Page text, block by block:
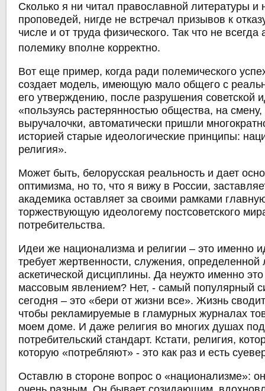
Сколько я ни читал православной литературы
проповедей, нигде не встречал призывов к
числе и от труда физического. Так что не всегда
полемику вполне корректно.
Вот еще пример, когда ради полемического
создает модель, имеющую мало общего с
его утверждению, после разрушения советской
«пользуясь растерянностью общества, на смену,
выручалочки, автоматически пришли
историей старые идеологические принципы:
религия».
Может быть, белорусская реальность и дает
оптимизма, но то, что я вижу в России,
академика оставляет за своими рамками
торжествующую идеологему постсоветского
потребительства.
Идеи же национализма и религии – это именно
требует жертвенности, служения, определенной
аскетической дисциплины. Да неужто именно
массовым явлением? Нет, - самый популярный
сегодня – это «бери от жизни все». Жизнь
чтобы рекламируемые в гламурных журналах
моем доме. И даже религия во многих душах
потребительский стандарт. Кстати, религия,
которую «потребляют» - это как раз и есть
Оставлю в стороне вопрос о «национализме»: